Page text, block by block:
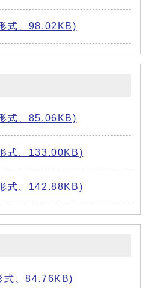
式、98.02KB)
式、85.06KB)
式、133.00KB)
式、142.88KB)
式、84.76KB)